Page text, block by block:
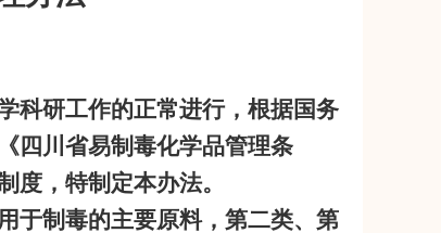
科研工作的正常进行，根据国务
四川省易制毒化学品管理条
度，特制定本办法。
于制毒的主要原料，第二类、第